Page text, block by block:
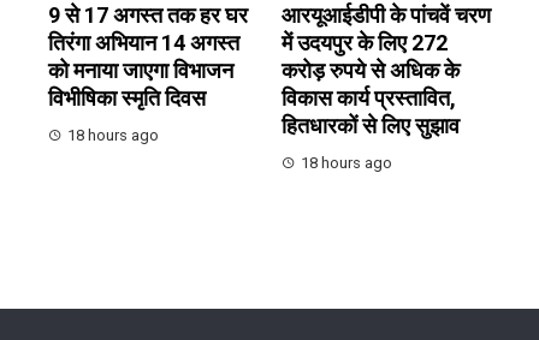
9 से 17 अगस्त तक हर घर
तिरंगा अभियान 14 अगस्त
को मनाया जाएगा विभाजन
विभीषिका स्मृति दिवस
18 hours ago
आरयूआईडीपी के पांचवें चरण
में उदयपुर के लिए 272
करोड़ रुपये से अधिक के
विकास कार्य प्रस्तावित,
हितधारकों से लिए सुझाव
18 hours ago